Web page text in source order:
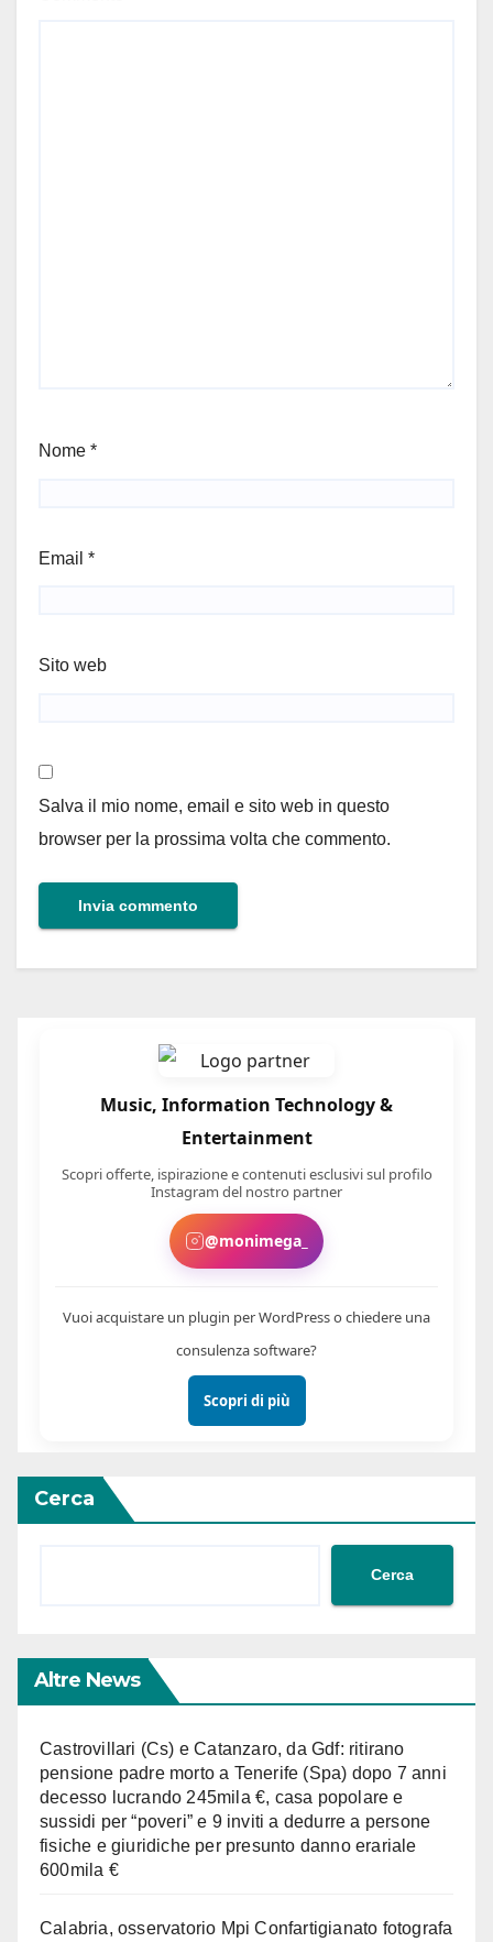
Nome *
Email *
Sito web
Salva il mio nome, email e sito web in questo
browser per la prossima volta che commento.
Cerca
Cerca
Altre News
Castrovillari (Cs) e Catanzaro, da Gdf: ritirano
pensione padre morto a Tenerife (Spa) dopo 7 anni
decesso lucrando 245mila €, casa popolare e
sussidi per “poveri” e 9 inviti a dedurre a persone
fisiche e giuridiche per presunto danno erariale
600mila €
Calabria, osservatorio Mpi Confartigianato fotografa
Music, Information Technology &
Entertainment
Scopri offerte, ispirazione e contenuti esclusivi sul profilo
Instagram del nostro partner
@monimega_
Vuoi acquistare un plugin per WordPress o chiedere una
consulenza software?
Scopri di più